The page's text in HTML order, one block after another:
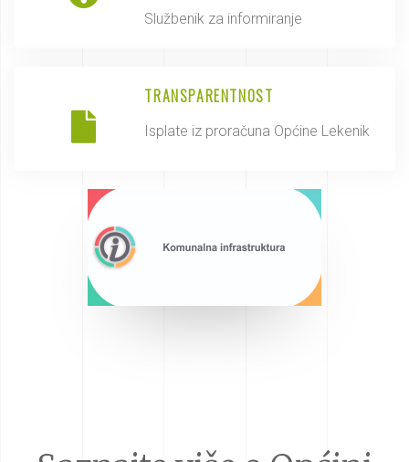
Službenik za informiranje
TRANSPARENTNOST
Isplate iz proračuna Općine Lekenik